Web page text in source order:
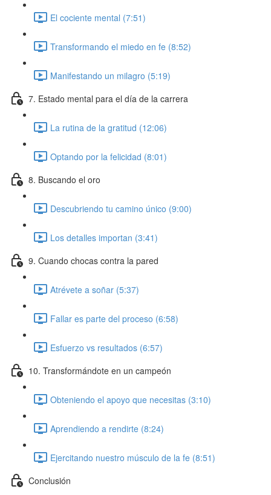
El cociente mental (7:51)
Transformando el miedo en fe (8:52)
Manifestando un milagro (5:19)
7. Estado mental para el día de la carrera
La rutina de la gratitud (12:06)
Optando por la felicidad (8:01)
8. Buscando el oro
Descubriendo tu camino único (9:00)
Los detalles importan (3:41)
9. Cuando chocas contra la pared
Atrévete a soñar (5:37)
Fallar es parte del proceso (6:58)
Esfuerzo vs resultados (6:57)
10. Transformándote en un campeón
Obteniendo el apoyo que necesitas (3:10)
Aprendiendo a rendirte (8:24)
Ejercitando nuestro músculo de la fe (8:51)
Conclusión